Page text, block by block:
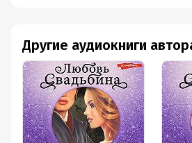
Другие аудиокниги